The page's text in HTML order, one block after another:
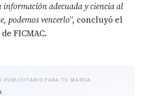
información adecuada y ciencia al
podemos vencerlo”, concluyó el
FICMAC.
PUBLICITARIO PARA TU MARCA